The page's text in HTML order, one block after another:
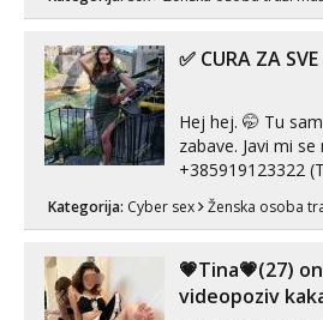
može i nešto
✅ CURA ZA SVE
Hej hej. 🤭 Tu
zabave. Javi mi
+385919123322
Whatsapp). 🤙 NE javljaj se na uzivo.
Hvala.
Kategorija: Cyber sex Ženska osoba
💗Tina💗(27)
videopoziv